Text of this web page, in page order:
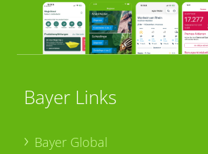
Bayer Links
Bayer Global